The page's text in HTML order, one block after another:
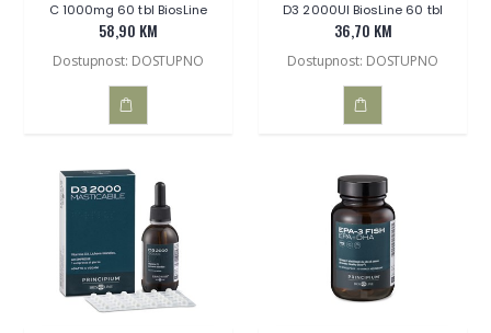
C 1000mg 60 tbl BiosLine
58,90 KM
Dostupnost: DOSTUPNO
U
KOŠARICU
D3 2000UI BiosLine 60 tbl
36,70 KM
Dostupnost: DOSTUPNO
U
KOŠARICU